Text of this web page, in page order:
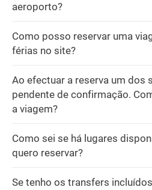
aeroporto?
Como posso reservar uma
férias no site?
Ao efectuar a reserva um dos
pendente de confirmação.
a viagem?
Como sei se há lugares
quero reservar?
Se tenho os transfers